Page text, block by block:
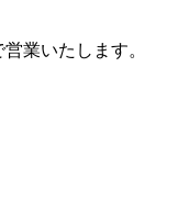
業いたします。